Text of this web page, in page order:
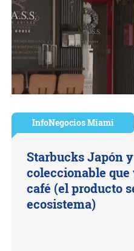
InfoNegocios Miami
Starbucks Japón
coleccionable que
café (el producto
ecosistema)